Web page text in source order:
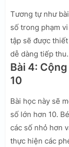
Tương tự như
số trong phạm
tập sẽ được
dễ dàng tiếp thu.
Bài 4:
10
Bài học này sẽ
số lớn hơn 10.
các số nhỏ hơn
thực hiện các